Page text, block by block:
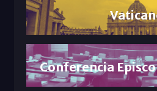
Conferencia